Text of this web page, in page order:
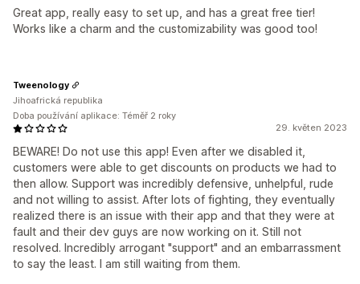
Great app, really easy to set up, and has a great free tier!
Works like a charm and the customizability was good too!
29. květen 2023
BEWARE! Do not use this app! Even after we disabled it,
customers were able to get discounts on products we had to
then allow. Support was incredibly defensive, unhelpful, rude
and not willing to assist. After lots of fighting, they eventually
realized there is an issue with their app and that they were at
fault and their dev guys are now working on it. Still not
resolved. Incredibly arrogant "support" and an embarrassment
to say the least. I am still waiting from them.
Tweenology
Jihoafrická republika
Doba používání aplikace: Téměř 2 roky